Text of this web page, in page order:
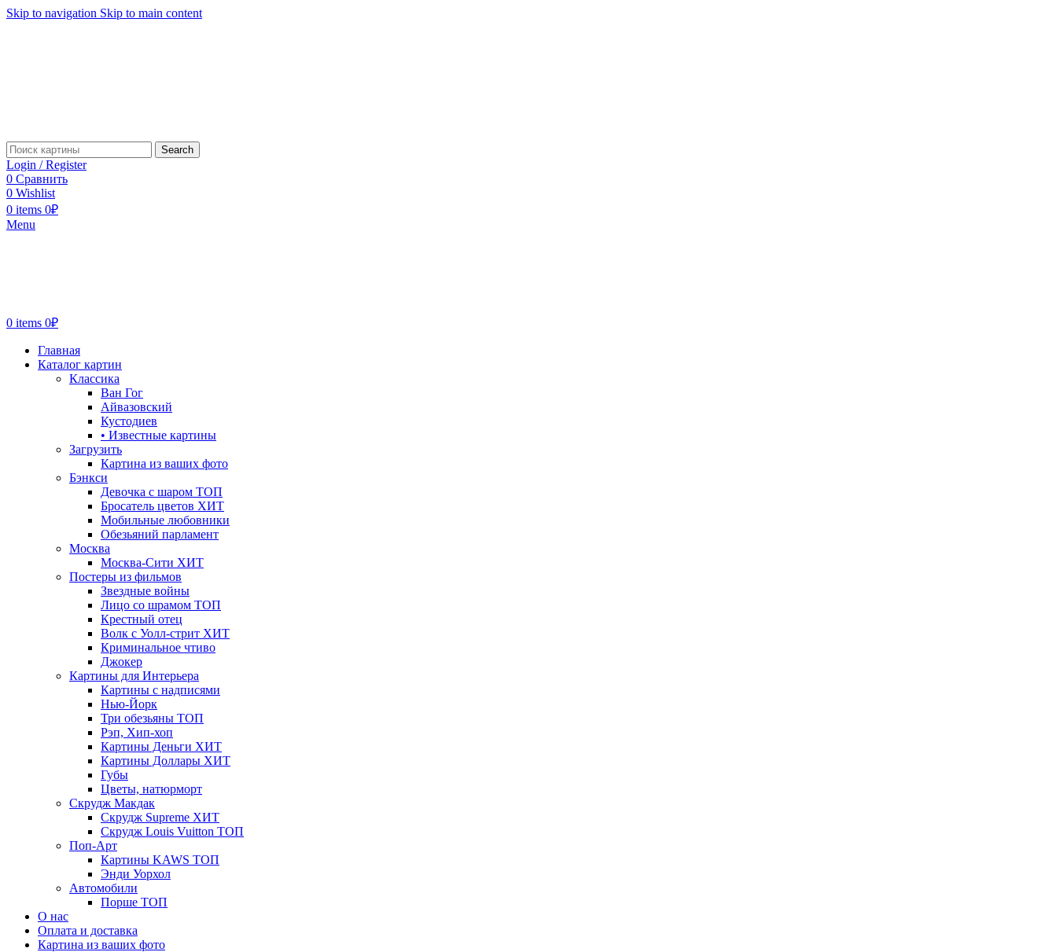
Skip to navigation Skip to main content
Search
Login / Register
0 Сравнить
0 Wishlist
0 items 0₽
Menu
0 items 0₽
Главная
Каталог картин
Классика
Ван Гог
Айвазовский
Кустодиев
• Известные картины
Загрузить
Картина из ваших фото
Бэнкси
Девочка с шаром ТОП
Бросатель цветов ХИТ
Мобильные любовники
Обезьяний парламент
Москва
Москва-Сити ХИТ
Постеры из фильмов
Звездные войны
Лицо со шрамом ТОП
Крестный отец
Волк с Уолл-стрит ХИТ
Криминальное чтиво
Джокер
Картины для Интерьера
Картины с надписями
Нью-Йорк
Три обезьяны ТОП
Рэп, Хип-хоп
Картины Деньги ХИТ
Картины Доллары ХИТ
Губы
Цветы, натюрморт
Скрудж Макдак
Скрудж Supreme ХИТ
Скрудж Louis Vuitton ТОП
Поп-Арт
Картины KAWS ТОП
Энди Уорхол
Автомобили
Порше ТОП
О нас
Оплата и доставка
Картина из ваших фото